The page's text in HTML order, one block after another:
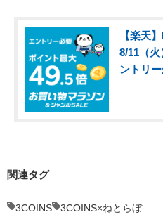
【楽天
8/11（
ントリー
関連タグ
3COINS 3COINS×ねとらぼ